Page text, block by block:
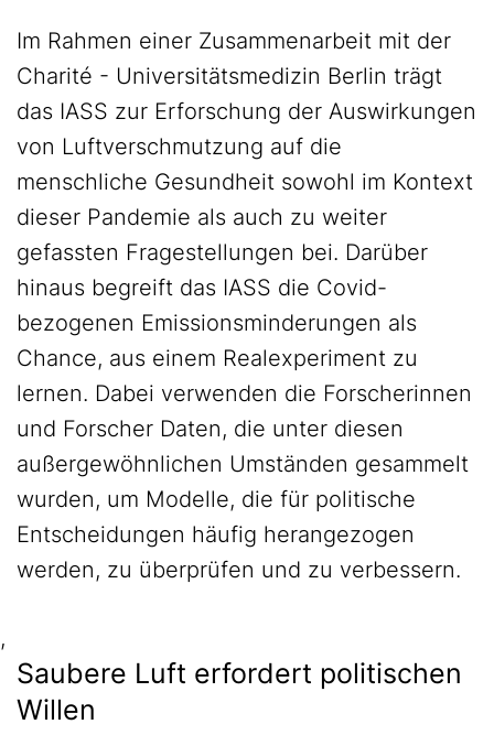
Im Rahmen einer Zusammenarbeit mit der
Charité - Universitätsmedizin Berlin trägt
das IASS zur Erforschung der Auswirkungen
von Luftverschmutzung auf die
menschliche Gesundheit sowohl im Kontext
dieser Pandemie als auch zu weiter
gefassten Fragestellungen bei. Darüber
hinaus begreift das IASS die Covid-
bezogenen Emissionsminderungen als
Chance, aus einem Realexperiment zu
lernen. Dabei verwenden die Forscherinnen
und Forscher Daten, die unter diesen
außergewöhnlichen Umständen gesammelt
wurden, um Modelle, die für politische
Entscheidungen häufig herangezogen
werden, zu überprüfen und zu verbessern.
,
Saubere Luft erfordert politischen
Willen